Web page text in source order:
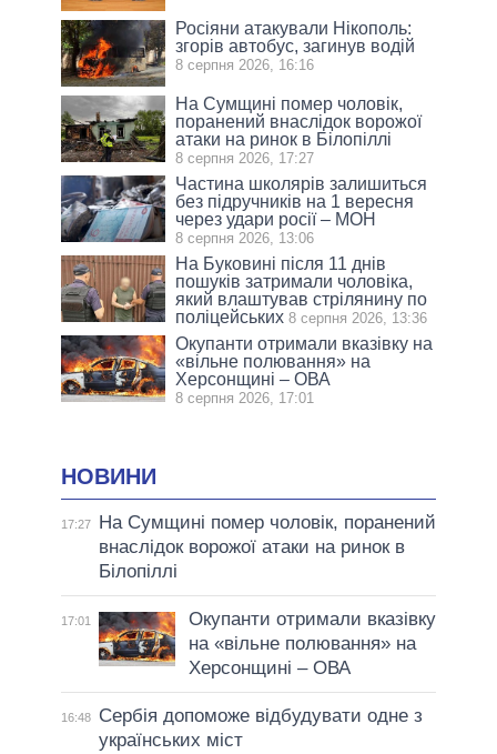
Росіяни атакували Нікополь:
згорів автобус, загинув водій
8 серпня 2026, 16:16
На Сумщині помер чоловік,
поранений внаслідок ворожої
атаки на ринок в Білопіллі
8 серпня 2026, 17:27
Частина школярів залишиться
без підручників на 1 вересня
через удари росії – МОН
8 серпня 2026, 13:06
На Буковині після 11 днів
пошуків затримали чоловіка,
який влаштував стрілянину по
поліцейських 8 серпня 2026, 13:36
Окупанти отримали вказівку на
«вільне полювання» на
Херсонщині – ОВА
8 серпня 2026, 17:01
НОВИНИ
17:27
На Сумщині помер чоловік, поранений
внаслідок ворожої атаки на ринок в
Білопіллі
17:01
Окупанти отримали вказівку
на «вільне полювання» на
Херсонщині – ОВА
16:48
Сербія допоможе відбудувати одне з
українських міст